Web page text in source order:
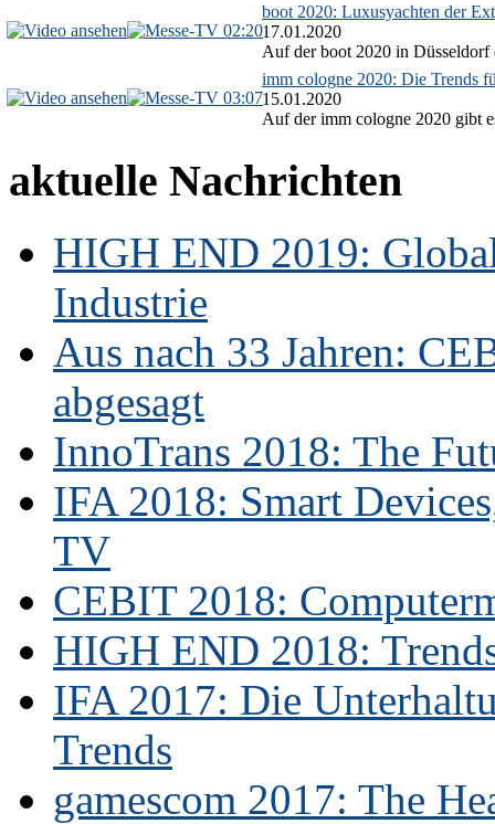
02:20
boot 2020: Luxusyachten der
17.01.2020
Auf der boot 2020 in Düsseldorf
03:07
imm cologne 2020: Die Trends
15.01.2020
Auf der imm cologne 2020 gibt
aktuelle Nachrichten
HIGH END 2019:
Industrie
Aus nach 33 Jahren:
abgesagt
InnoTrans 2018: The
IFA 2018: Smart
TV
CEBIT 2018:
HIGH END 2018:
IFA 2017: Die
Trends
gamescom 2017: The